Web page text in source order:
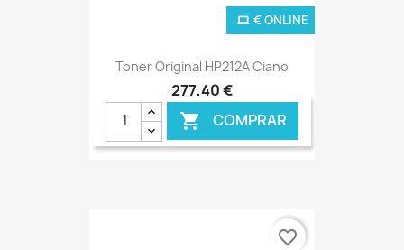
Toner Original HP212A Ciano
277,40 €
 COMPRAR
€ ONLINE
favorite_border